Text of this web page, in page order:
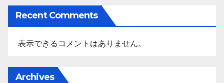
Recent Comments
表示できるコメントはありません。
Archives